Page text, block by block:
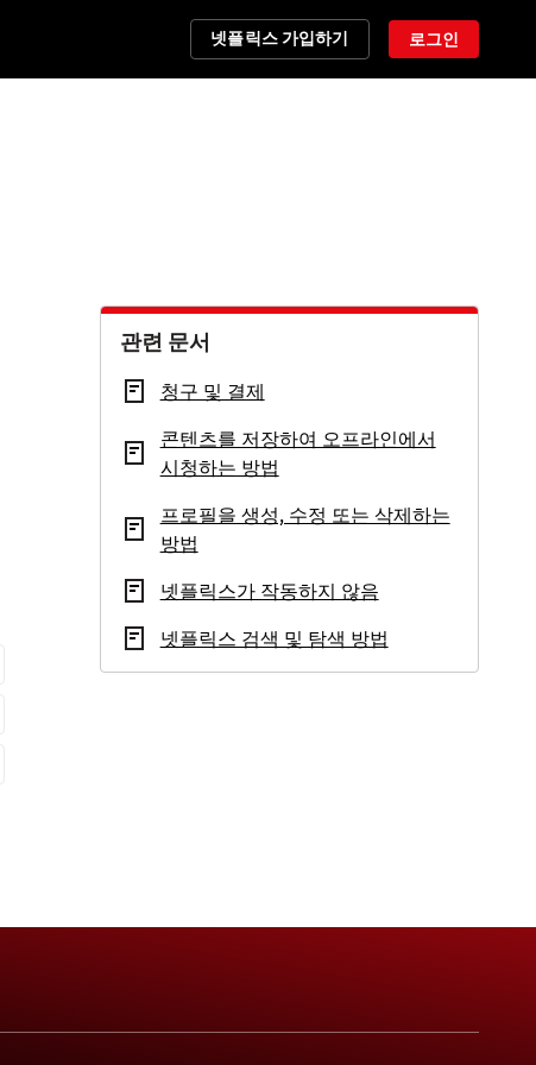
넷플릭스 가입하기 로그인
관련 문서
청구 및 결제
콘텐츠를 저장하여 오프라인에서
시청하는 방법
프로필을 생성, 수정 또는 삭제하는
방법
넷플릭스가 작동하지 않음
넷플릭스 검색 및 탐색 방법